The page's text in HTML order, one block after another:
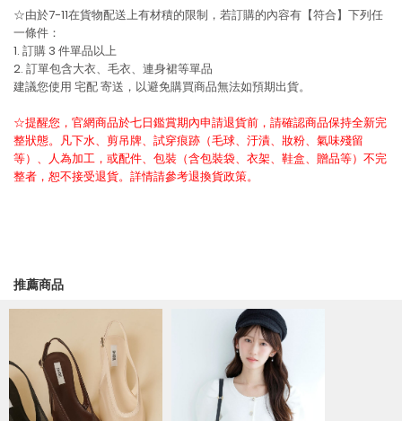
☆由於7-11在貨物配送上有材積的限制，若訂購的內容有【符合】下列任
一條件：
1. 訂購 3 件單品以上
2. 訂單包含大衣、毛衣、連身裙等單品
建議您使用 宅配寄送，以避免購買商品無法如預期出貨。
☆提醒您，官網商品於七日鑑賞期內申請退貨前，請確認商品保持全新完
整狀態。凡下水、剪吊牌、試穿痕跡（毛球、汙漬、妝粉、氣味殘留
等）、人為加工，或配件、包裝（含包裝袋、衣架、鞋盒、贈品等）不完
整者，恕不接受退貨。詳情請參考退換貨政策。
推薦商品